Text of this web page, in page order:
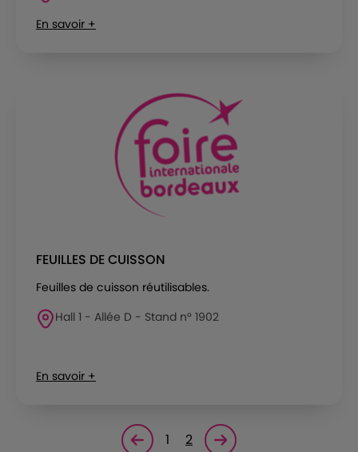
En savoir +
FEUILLES DE CUISSON
Feuilles de cuisson réutilisables.
Hall 1 - Allée D - Stand n° 1902
En savoir +
Page précédente
1 2 Page suivante<